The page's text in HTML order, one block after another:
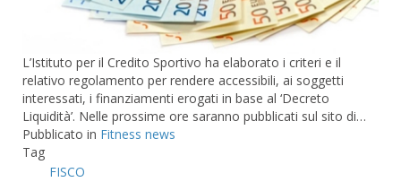
L’Istituto per il Credito Sportivo ha elaborato i criteri e il
relativo regolamento per rendere accessibili, ai soggetti
interessati, i finanziamenti erogati in base al ‘Decreto
Liquidità’. Nelle prossime ore saranno pubblicati sul sito di…
Pubblicato in Fitness news
Tag
FISCO